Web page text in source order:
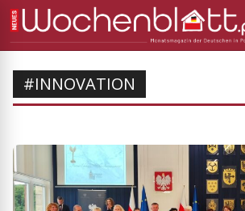
#INNOVATION